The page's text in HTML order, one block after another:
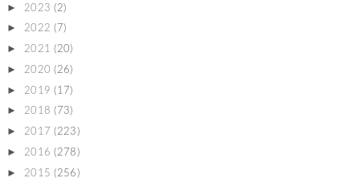
► 2023 (2)
► 2022 (7)
► 2021 (20)
► 2020 (26)
► 2019 (17)
► 2018 (73)
► 2017 (223)
► 2016 (278)
► 2015 (256)